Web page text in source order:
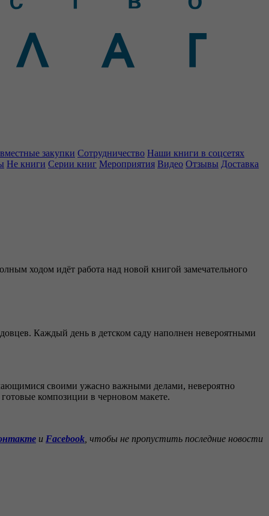
закупки Сотрудничество Наши книги в соцсетях
Не книги Серии книг Мероприятия Видео Отзывы Доставка
ходом идёт работа над новой книгой замечательного
Каждый день в детском саду наполнен невероятными
своими ужасно важными делами, невероятно
композиции в черновом макете.
и Facebook , чтобы не пропустить последние новости